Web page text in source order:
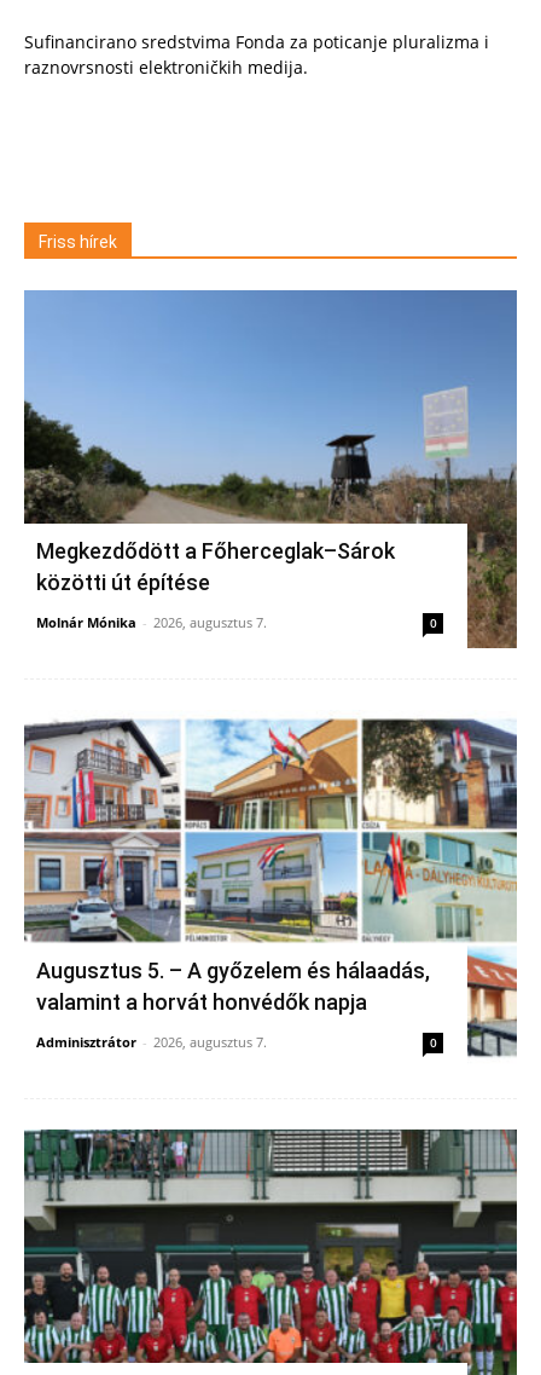
Sufinancirano sredstvima Fonda za poticanje pluralizma i
raznovrsnosti elektroničkih medija.
Friss hírek
Megkezdődött a Főherceglak–Sárok
közötti út építése
Molnár Mónika - 2026, augusztus 7. 0
Augusztus 5. – A győzelem és hálaadás,
valamint a horvát honvédők napja
Adminisztrátor - 2026, augusztus 7. 0